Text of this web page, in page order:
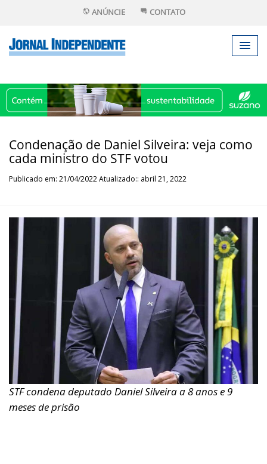
ANÚNCIE CONTATO
Condenação de Daniel Silveira: veja como
cada ministro do STF votou
Publicado em: 21/04/2022 Atualizado:: abril 21, 2022
STF condena deputado Daniel Silveira a 8 anos e 9
meses de prisão